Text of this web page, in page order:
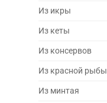
Из икры
Из кеты
Из консервов
Из красной рыбы
Из минтая